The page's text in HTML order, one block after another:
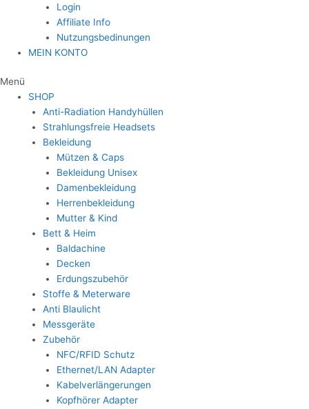
Login
Affiliate Info
Nutzungsbedinungen
MEIN KONTO
Menü
SHOP
Anti-Radiation Handyhüllen
Strahlungsfreie Headsets
Bekleidung
Mützen & Caps
Bekleidung Unisex
Damenbekleidung
Herrenbekleidung
Mutter & Kind
Bett & Heim
Baldachine
Decken
Erdungszubehör
Stoffe & Meterware
Anti Blaulicht
Messgeräte
Zubehör
NFC/RFID Schutz
Ethernet/LAN Adapter
Kabelverlängerungen
Kopfhörer Adapter